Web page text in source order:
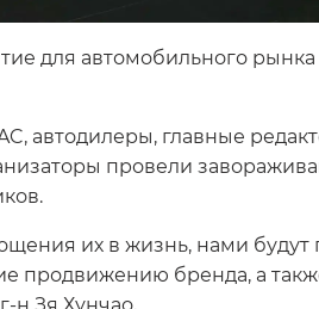
для автомобильного
автодилеры, главные
провели
их в жизнь, нами
продвижению бренда, а
н Зя Хунчао.